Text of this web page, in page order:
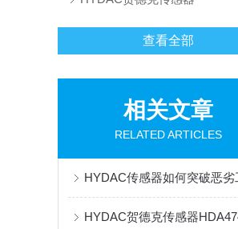
查看全部
相关文章
RELATED ARTICLES